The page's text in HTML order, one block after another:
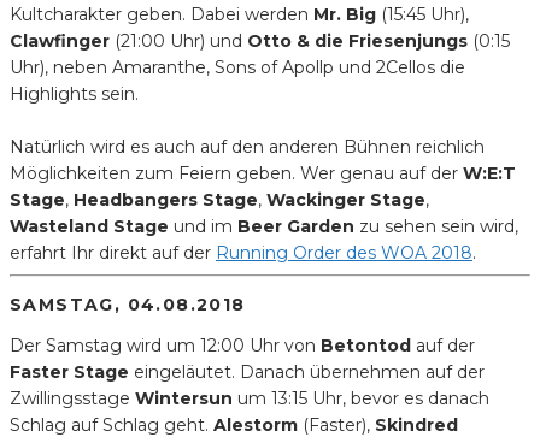
Kultcharakter geben. Dabei werden Mr. Big (15:45 Uhr),
Clawfinger (21:00 Uhr) und Otto & die Friesenjungs (0:15
Uhr), neben Amaranthe, Sons of Apollp und 2Cellos die
Highlights sein.
Natürlich wird es auch auf den anderen Bühnen reichlich
Möglichkeiten zum Feiern geben. Wer genau auf der W:E:T
Stage, Headbangers Stage, Wackinger Stage,
Wasteland Stage und im Beer Garden zu sehen sein wird,
erfahrt Ihr direkt auf der Running Order des WOA 2018.
SAMSTAG, 04.08.2018
Der Samstag wird um 12:00 Uhr von Betontod auf der
Faster Stage eingeläutet. Danach übernehmen auf der
Zwillingsstage Wintersun um 13:15 Uhr, bevor es danach
Schlag auf Schlag geht. Alestorm (Faster), Skindred